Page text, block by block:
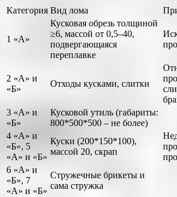
Категория Вид лома
1 «А»
Кусковая обрезь толщиной
≥6, массой от 0,5–40,
подвергающаяся
переплавке
2 «А» и
«Б»
Отходы кусками, слитки
3 «А» и
«Б»
Кусковой утиль (габариты:
800*500*500 – не более)
4 «А» и
«Б», 5
«А» и «Б»
Куски (200*150*100),
массой 20, скрап
6 «А» и
«Б», 7
«А» и «Б»
Стружечные брикеты и
сама стружка